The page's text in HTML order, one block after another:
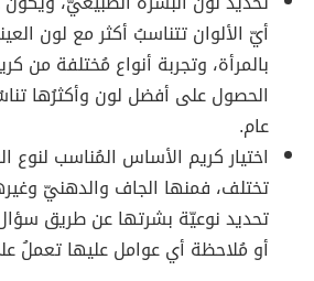
أيّ الألوان تتناسبُ أكثر مع لون
بالمرأة، وتجربة أنواع مُختلفة من
الحصول على أفضل لون وأكثرُها
عام.
اختيار كريم الأساس المُناسب لنوع
تختلف، فمنها الجاف والدهنيّ
تحديد نوعيّة بشرتها عن طريق
أو مُلاحظة أي عوامل عليها تعملُ